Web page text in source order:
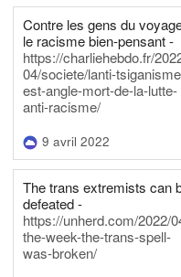
Contre les gens du
le racisme bien-pensant -
https://charliehebdo.fr/
04/societe/lanti-
est-angle-mort-de-la-lutte-
anti-racisme/
9 avril 2022
The trans extremists can
defeated -
https://unherd.com/2022/
the-week-the-trans-spell-
was-broken/